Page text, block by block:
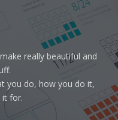
really beautiful and
you do, how you do it,
for.